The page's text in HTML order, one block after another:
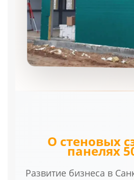
О стеновых
панелях
Развитие бизнеса в